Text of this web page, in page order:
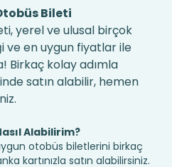
Bileti
yerel ve ulusal birçok
ve en uygun fiyatlar ile
Birkaç kolay adımla
satın alabilir, hemen
Alabilirim?
otobüs biletlerini birkaç
kartınızla satın alabilirsiniz.